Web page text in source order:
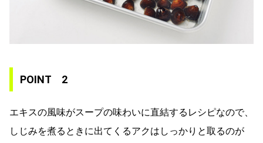
POINT 2
エキスの風味がスープの味わいに直結するレシピなので、
しじみを煮るときに出てくるアクはしっかりと取るのが